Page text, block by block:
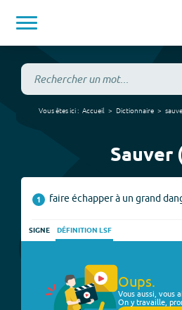
Vous êtes ici : Accueil Dictionnaire
Sauver
1 faire échapper à un grand
SIGNE DÉFINITION LSF
Oups.
Vous aussi, vous
On y travaille,